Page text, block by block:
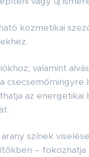
kozmetikai
valamint
csecsemőmirigyre
az energetikai
színek
– fokozhatja